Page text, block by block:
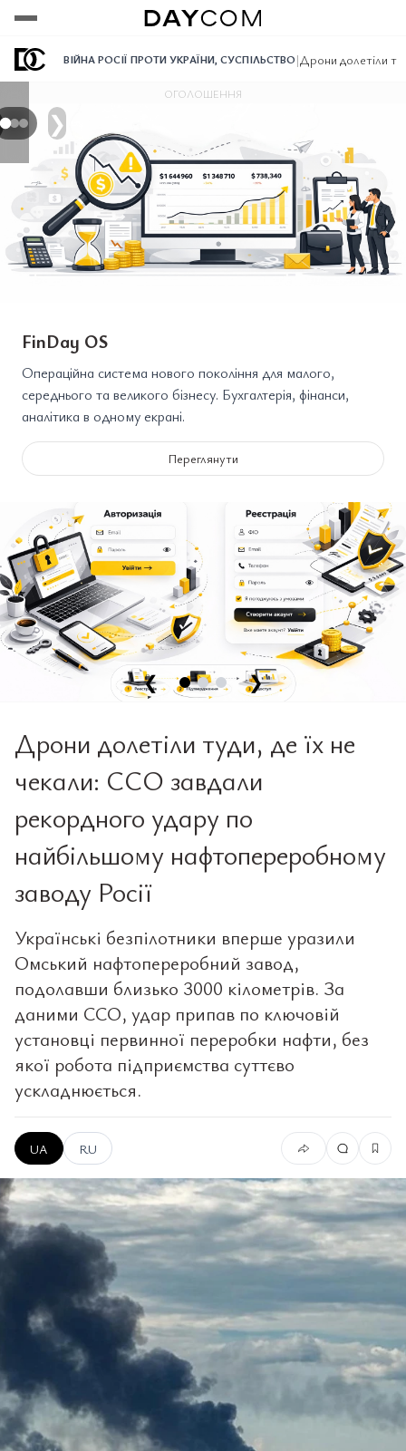
ВІЙНА РОСІЇ ПРОТИ УКРАЇНИ, СУСПІЛЬСТВО|Дрони долетіли
Переглянути
Переглянути
Переглянути
❯
ОГОЛОШЕННЯ
FinDay OS
Операційна система нового покоління для малого,
середнього та великого бізнесу. Бухгалтерія, фінанси,
аналітика в одному екрані.
Переглянути
❮ ❯
Дрони долетіли туди, де їх не
чекали: ССО завдали
рекордного удару по
найбільшому нафтопереробному
заводу Росії
Українські безпілотники вперше уразили
Омський нафтопереробний завод,
подолавши близько 3000 кілометрів. За
даними ССО, удар припав по ключовій
установці первинної переробки нафти, без
якої робота підприємства суттєво
ускладнюється.
UA RU